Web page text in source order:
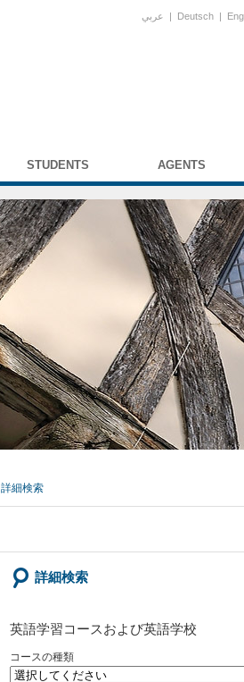
عربي | Deutsch |
STUDENTS AGENTS
詳細検索
詳細検索
英語学習コースおよび英語学校
コースの種類